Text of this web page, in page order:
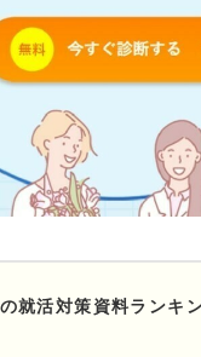
就活対策資料ランキ